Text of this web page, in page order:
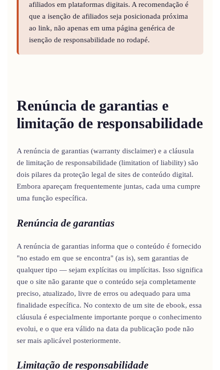
afiliados em plataformas digitais. A recomendação é
que a isenção de afiliados seja posicionada próxima
ao link, não apenas em uma página genérica de
isenção de responsabilidade no rodapé.
Renúncia de garantias e
limitação de responsabilidade
A renúncia de garantias (warranty disclaimer) e a cláusula
de limitação de responsabilidade (limitation of liability) são
dois pilares da proteção legal de sites de conteúdo digital.
Embora apareçam frequentemente juntas, cada uma cumpre
uma função específica.
Renúncia de garantias
A renúncia de garantias informa que o conteúdo é fornecido
"no estado em que se encontra" (as is), sem garantias de
qualquer tipo — sejam explícitas ou implícitas. Isso significa
que o site não garante que o conteúdo seja completamente
preciso, atualizado, livre de erros ou adequado para uma
finalidade específica. No contexto de um site de ebook, essa
cláusula é especialmente importante porque o conhecimento
evolui, e o que era válido na data da publicação pode não
ser mais aplicável posteriormente.
Limitação de responsabilidade